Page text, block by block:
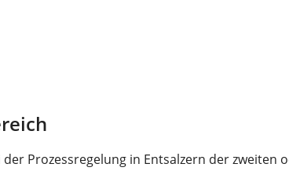
der Prozessregelung in Entsalzern der zweiten